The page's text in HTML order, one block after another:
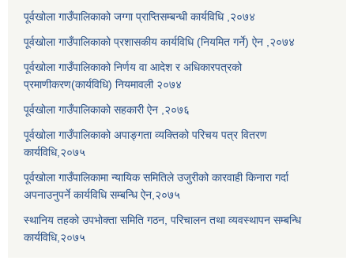
पूर्वखोला गाउँपालिकाको जग्गा प्राप्तिसम्बन्धी कार्यविधि ,२०७४
पूर्वखोला गाउँपालिकाको प्रशासकीय कार्यविधि (नियमित गर्ने) ऐन ,२०७४
पूर्वखोला गाउँपालिकाको निर्णय वा आदेश र अधिकारपत्रको
प्रमाणीकरण(कार्यविधि) नियमावली २०७४
पूर्वखोला गाउँपालिकाको सहकारी ऐन ,२०७६
पूर्वखोला गाउँपालिकाको अपाङ्गता व्यक्तिको परिचय पत्र वितरण
कार्यविधि,२०७५
पूर्वखोला गाउँपालिकामा न्यायिक समितिले उजुरीको कारवाही किनारा गर्दा
अपनाउनुपर्ने कार्यविधि सम्बन्धि ऐन,२०७५
स्थानिय तहको उपभोक्ता समिति गठन, परिचालन तथा व्यवस्थापन सम्बन्धि
कार्यविधि,२०७५